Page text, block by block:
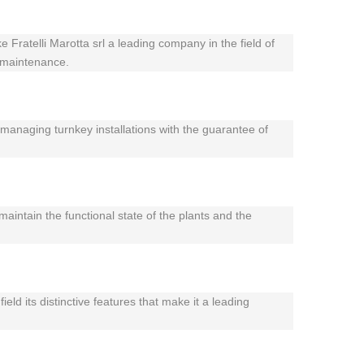
Fratelli Marotta srl a leading company in the field of
turnkey installations with the guarantee of
the functional state of the plants and the
its distinctive features that make it a leading